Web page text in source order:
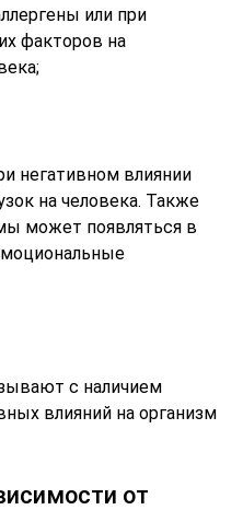
или при
факторов на
негативном влиянии
на человека. Также
может появляться в
с наличием
влияний на организм
от